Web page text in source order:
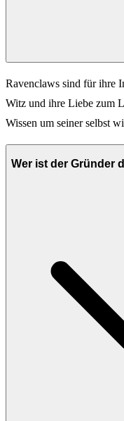
Ravenclaws sind für ihre
Witz und ihre Liebe zum
Wissen um seiner selbst
Wer ist der Gründer